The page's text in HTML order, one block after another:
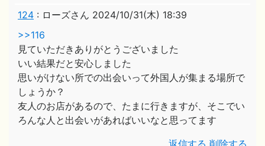
124 : ローズさん 2024/10/31(木) 18:39
>>116
見ていただきありがとうございました
いい結果だと安心しました
思いがけない所での出会いって外国人が集まる場所で
しょうか？
友人のお店があるので、たまに行きますが、そこでい
ろんな人と出会いがあればいいなと思ってます
返信する 削除する